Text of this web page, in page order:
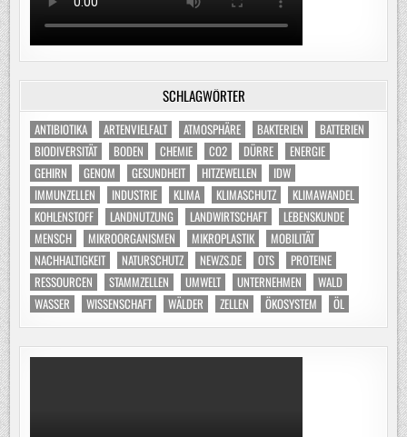
SCHLAGWÖRTER
ANTIBIOTIKA ARTENVIELFALT ATMOSPHÄRE BAKTERIEN
BATTERIEN
BIODIVERSITÄT
BODEN CHEMIE CO2 DÜRRE
ENERGIE
GEHIRN
GENOM GESUNDHEIT HITZEWELLEN
IDW
IMMUNZELLEN
INDUSTRIE KLIMA KLIMASCHUTZ
KLIMAWANDEL
KOHLENSTOFF
LANDNUTZUNG LANDWIRTSCHAFT
LEBENSKUNDE
MENSCH
MIKROORGANISMEN MIKROPLASTIK
MOBILITÄT
NACHHALTIGKEIT
NATURSCHUTZ NEWZS.DE OTS
PROTEINE
RESSOURCEN
STAMMZELLEN UMWELT UNTERNEHMEN
WALD
WASSER
WISSENSCHAFT WÄLDER ZELLEN ÖKOSYSTEM ÖL